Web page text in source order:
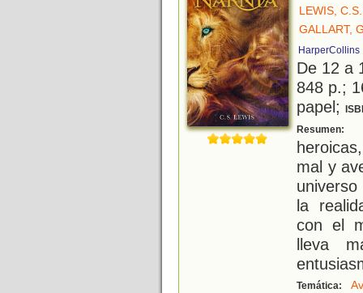
LEWIS, C.S.
GALLART,
HarperCollins
De 12 a
848 p.;
papel;
Resumen:
mal y
la
con el
lleva
Temática: